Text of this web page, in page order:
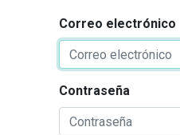
Correo electrónico
Contraseña